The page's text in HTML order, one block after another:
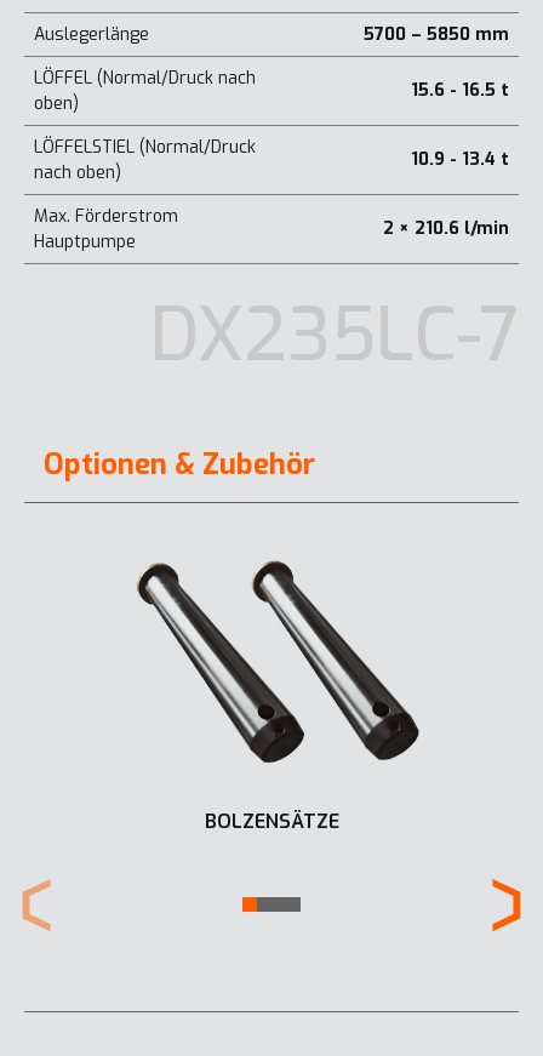
Auslegerlänge
5700 – 5850 mm
LÖFFEL (Normal/Druck nach
oben)
15.6 - 16.5 t
LÖFFELSTIEL (Normal/Druck
nach oben)
10.9 - 13.4 t
Max. Förderstrom
Hauptpumpe
2 × 210.6 l/min
DX235LC-7
Optionen & Zubehör
BOLZENSÄTZE